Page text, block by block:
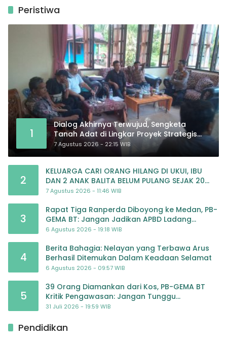
Peristiwa
1
Dialog Akhirnya Terwujud, Sengketa
Tanah Adat di Lingkar Proyek Strategis
Nasional Memasuki Babak Baru
7 Agustus 2026 - 22:15 WIB
2
KELUARGA CARI ORANG HILANG DI UKUI, IBU
DAN 2 ANAK BALITA BELUM PULANG SEJAK 20
JULI 2026
7 Agustus 2026 - 11:46 WIB
3
Rapat Tiga Ranperda Diboyong ke Medan, PB-
GEMA BT: Jangan Jadikan APBD Ladang
Pembiayaan yang Tak Perlu
6 Agustus 2026 - 19:18 WIB
4
Berita Bahagia: Nelayan yang Terbawa Arus
Berhasil Ditemukan Dalam Keadaan Selamat
6 Agustus 2026 - 09:57 WIB
5
39 Orang Diamankan dari Kos, PB-GEMA BT
Kritik Pengawasan: Jangan Tunggu
Masyarakat Bergerak Baru Negara Bertindak
31 Juli 2026 - 19:59 WIB
Pendidikan